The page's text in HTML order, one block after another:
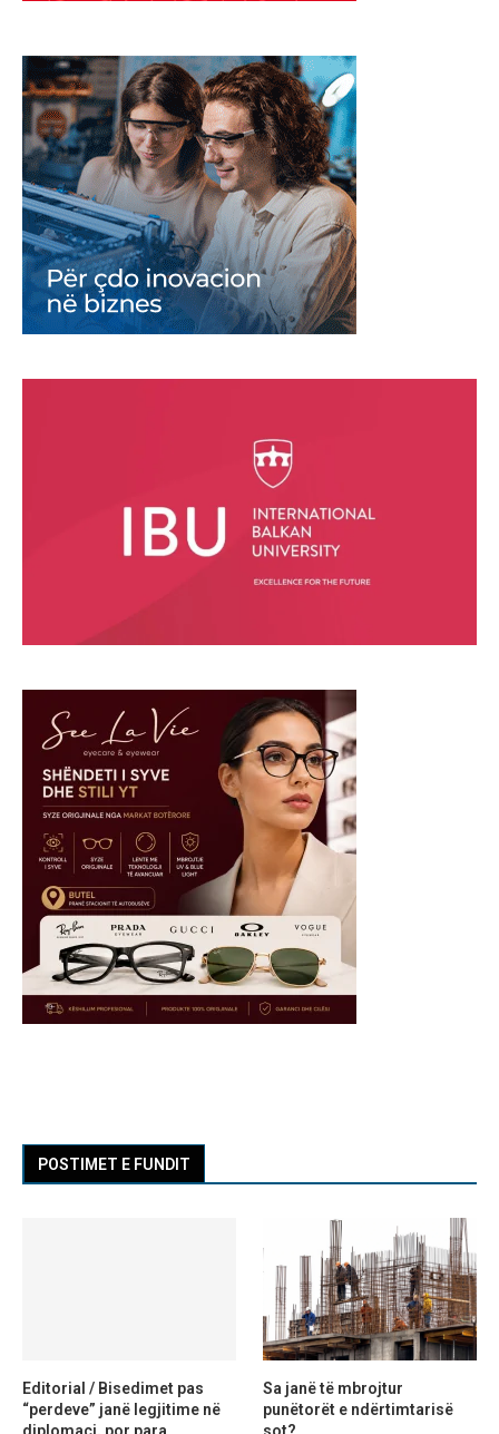
POSTIMET E FUNDIT
Editorial / Bisedimet pas
“perdeve” janë legjitime në
Sa janë të mbrojtur
punëtorët e ndërtimtarisë